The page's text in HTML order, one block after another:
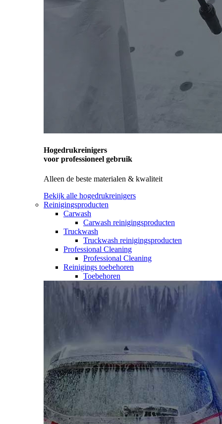
Hogedrukreinigers
voor professioneel gebruik
Alleen de beste materialen & kwaliteit
Bekijk alle hogedrukreinigers
Reinigingsproducten
Carwash
Carwash reinigingsproducten
Truckwash
Truckwash reinigingsproducten
Professional Cleaning
Professional Cleaning
Reinigings toebehoren
Toebehoren